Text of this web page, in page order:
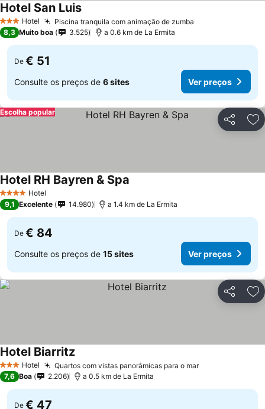
3 EstrelasHotel Piscina tranquila com animação de zumba
Hotel San LuisVer preços
8,3 Muito boa 3.525 a 0.6 km de La Ermita
De € 51
Consulte os preços de 6 sites Ver preços
Partilhar
Escolha popular
4 EstrelasHotel
Hotel RH Bayren & Spa
9,1 Excelente 14.980 a 1.4 km de La Ermita
De € 84
Consulte os preços de 15 sites Ver preços
Partilhar
3 EstrelasHotel Quartos com vistas panorâmicas para o marVer preços
Hotel BiarritzVer preços
7,6 Boa 2.206 a 0.5 km de La Ermita
De € 47